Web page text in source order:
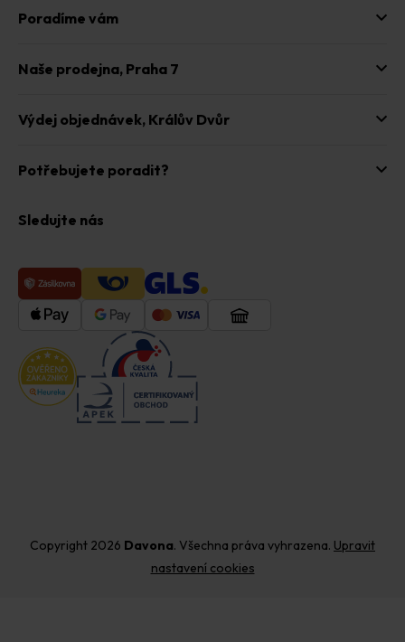
Poradíme vám
Naše prodejna, Praha 7
Výdej objednávek, Králův Dvůr
Potřebujete poradit?
Sledujte nás
Copyright 2026 Davona. Všechna práva vyhrazena. Upravit
nastavení cookies